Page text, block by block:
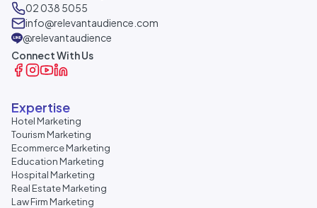
02 038 5055
info@relevantaudience.com
@relevantaudience
Connect With Us
Expertise
Hotel Marketing
Tourism Marketing
Ecommerce Marketing
Education Marketing
Hospital Marketing
Real Estate Marketing
Law Firm Marketing